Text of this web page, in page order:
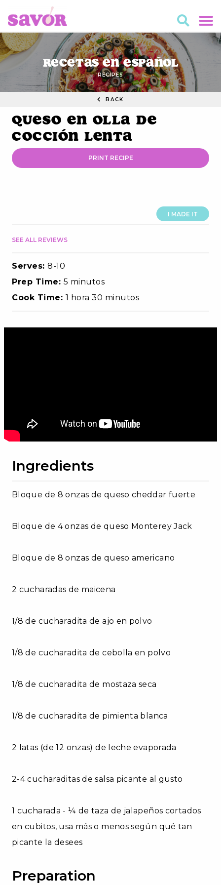
Recetas en Español
RECIPES
BACK
Queso en olla de
cocción lenta
PRINT RECIPE
I MADE IT
SEE ALL REVIEWS
Serves: 8-10
Prep Time: 5 minutos
Cook Time: 1 hora 30 minutos
Ingredients
Bloque de 8 onzas de queso cheddar fuerte
Bloque de 4 onzas de queso Monterey Jack
Bloque de 8 onzas de queso americano
2 cucharadas de maicena
1/8 de cucharadita de ajo en polvo
1/8 de cucharadita de cebolla en polvo
1/8 de cucharadita de mostaza seca
1/8 de cucharadita de pimienta blanca
2 latas (de 12 onzas) de leche evaporada
2-4 cucharaditas de salsa picante al gusto
1 cucharada - ¼ de taza de jalapeños cortados
en cubitos, usa más o menos según qué tan
picante la desees
Preparation